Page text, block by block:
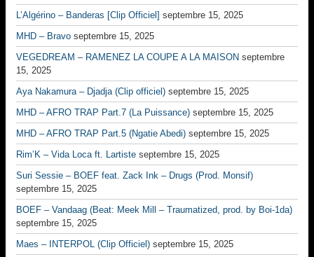
L’Algérino – Banderas [Clip Officiel] septembre 15, 2025
MHD – Bravo septembre 15, 2025
VEGEDREAM – RAMENEZ LA COUPE A LA MAISON septembre
15, 2025
Aya Nakamura – Djadja (Clip officiel) septembre 15, 2025
MHD – AFRO TRAP Part.7 (La Puissance) septembre 15, 2025
MHD – AFRO TRAP Part.5 (Ngatie Abedi) septembre 15, 2025
Rim’K – Vida Loca ft. Lartiste septembre 15, 2025
Suri Sessie – BOEF feat. Zack Ink – Drugs (Prod. Monsif)
septembre 15, 2025
BOEF – Vandaag (Beat: Meek Mill – Traumatized, prod. by Boi-1da)
septembre 15, 2025
Maes – INTERPOL (Clip Officiel) septembre 15, 2025